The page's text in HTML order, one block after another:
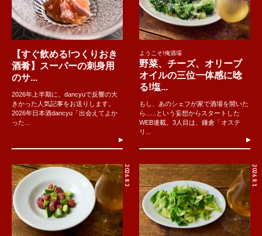
【すぐ飲める!つくりおき
酒肴】スーパーの刺身用
のサ...
2026年上半期に、dancyuで反響の大
きかった人気記事をお送りします。
2026年日本酒dancyu「出会えてよか
った...
ようこそ!俺酒場
野菜、チーズ、オリーブ
オイルの三位一体感に唸
る!塩...
もし、あのシェフが家で酒場を開いた
ら......という妄想からスタートした
WEB連載。3人目は、鎌倉「オステ
リ...
2026.8.3 2026.8.1